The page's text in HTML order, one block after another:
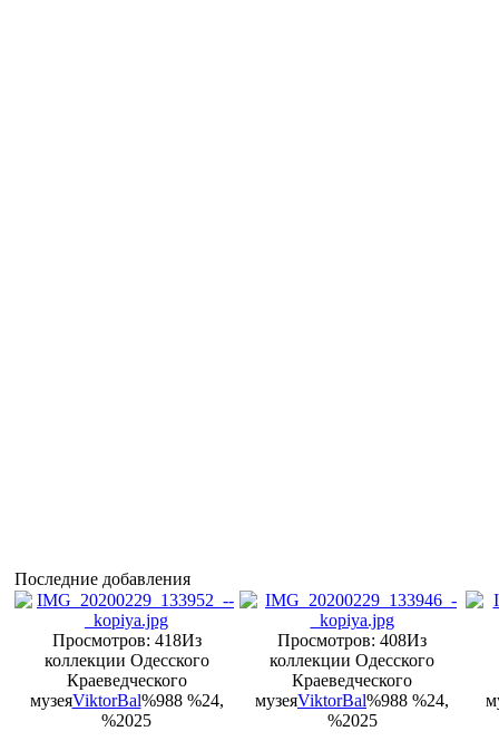
Последние добавления
Просмотров: 418Из
коллекции Одесского
Краеведческого
музеяViktorBal%988 %24,
%2025
Просмотров: 408Из
коллекции Одесского
Краеведческого
музеяViktorBal%988 %24,
%2025